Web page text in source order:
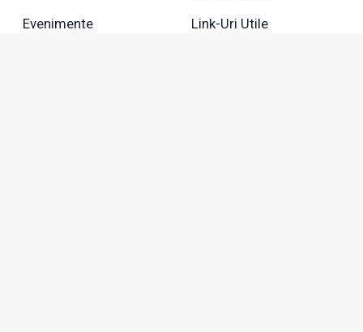
Evenimente Link-Uri Utile